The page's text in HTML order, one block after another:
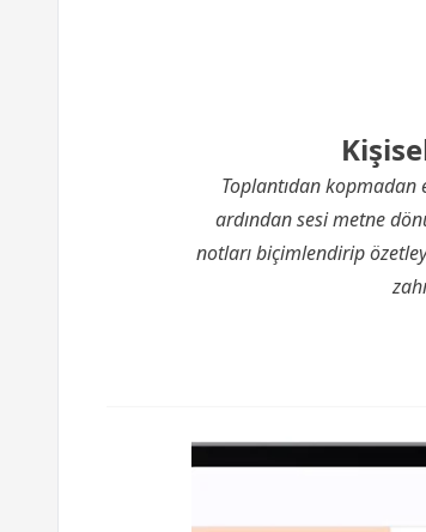
Toplantıdan kopmadan
ardından sesi metne
notları biçimlendirip